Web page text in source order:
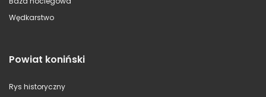
Wędkarstwo
Powiat koniński
Rys historyczny